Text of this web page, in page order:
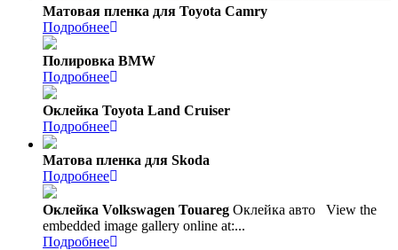
Матовая пленка для Toyota Camry
Подробнее
Полировка BMW
Подробнее
Оклейка Toyota Land Cruiser
Подробнее
Матова пленка для Skoda
Подробнее
Оклейка Volkswagen Touareg Оклейка авто
View the
embedded image gallery online at:...
Подробнее